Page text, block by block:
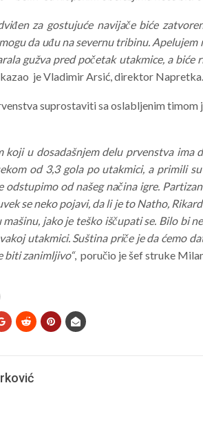
za gostujuće navijače biće
da uđu na severnu tribinu.
gužva pred početak utakmice, a
je Vladimir Arsić, direktor Napretka.
suprostaviti sa oslabljenim
koji u dosadašnjem delu prvenstva ima
od 3,3 gola po utakmici, a primili
odstupimo od našeg načina igre.
se neko pojavi, da li je to Natho,
jako je teško iščupati se. Bilo bi
utakmici. Suština priče je da ćemo
biti zanimljivo“, poručio je šef struke